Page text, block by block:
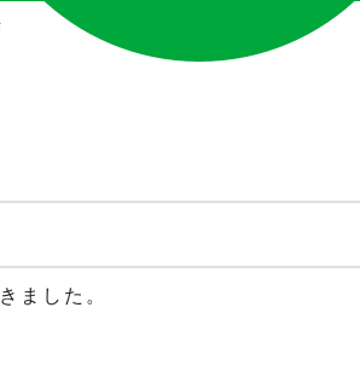
ました。